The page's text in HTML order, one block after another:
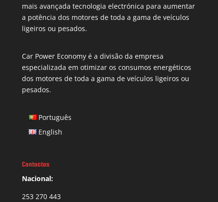
mais avançada tecnologia electrónica para aumentar
a potência dos motores de toda a gama de veículos
ligeiros ou pesados.
Car Power Economy é a divisão da empresa
especializada em otimizar os consumos energéticos
dos motores de toda a gama de veículos ligeiros ou
pesados.
Português
English
Contactos
Nacional:
253 270 443